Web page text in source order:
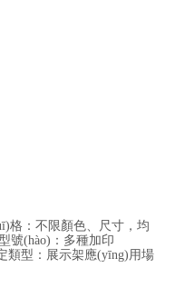
：不限顏色、尺寸，均
型號(hào)：多種加印
類型：展示架應(yīng)用場